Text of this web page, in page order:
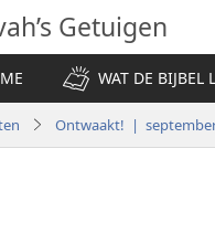
Getuigen
WAT DE BIJBEL
Ontwaakt! |